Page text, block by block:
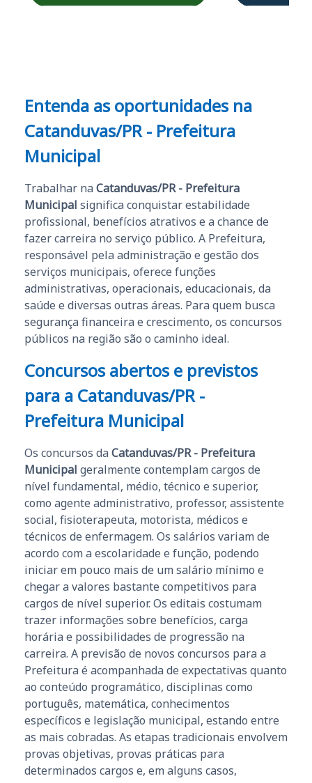
Entenda as oportunidades na
Catanduvas/PR - Prefeitura
Municipal
Trabalhar na Catanduvas/PR - Prefeitura
Municipal significa conquistar estabilidade
profissional, benefícios atrativos e a chance de
fazer carreira no serviço público. A Prefeitura,
responsável pela administração e gestão dos
serviços municipais, oferece funções
administrativas, operacionais, educacionais, da
saúde e diversas outras áreas. Para quem busca
segurança financeira e crescimento, os concursos
públicos na região são o caminho ideal.
Concursos abertos e previstos
para a Catanduvas/PR -
Prefeitura Municipal
Os concursos da Catanduvas/PR - Prefeitura
Municipal geralmente contemplam cargos de
nível fundamental, médio, técnico e superior,
como agente administrativo, professor, assistente
social, fisioterapeuta, motorista, médicos e
técnicos de enfermagem. Os salários variam de
acordo com a escolaridade e função, podendo
iniciar em pouco mais de um salário mínimo e
chegar a valores bastante competitivos para
cargos de nível superior. Os editais costumam
trazer informações sobre benefícios, carga
horária e possibilidades de progressão na
carreira. A previsão de novos concursos para a
Prefeitura é acompanhada de expectativas quanto
ao conteúdo programático, disciplinas como
português, matemática, conhecimentos
específicos e legislação municipal, estando entre
as mais cobradas. As etapas tradicionais envolvem
provas objetivas, provas práticas para
determinados cargos e, em alguns casos,